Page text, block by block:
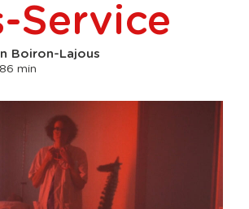
Service
Boiron-Lajous
min